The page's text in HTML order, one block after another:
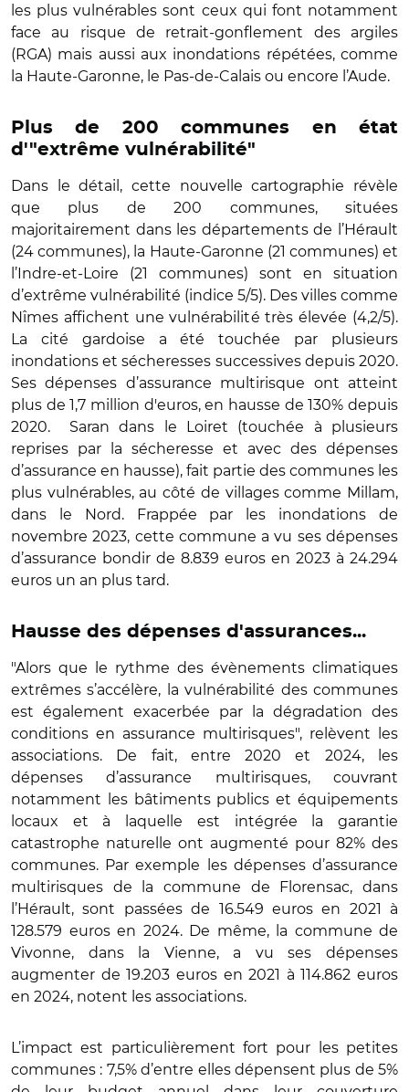
les plus vulnérables sont ceux qui font notamment
face au risque de retrait-gonflement des argiles
(RGA) mais aussi aux inondations répétées, comme
la Haute-Garonne, le Pas-de-Calais ou encore l’Aude.
Plus de 200 communes en état
d'"extrême vulnérabilité"
Dans le détail, cette nouvelle cartographie révèle
que plus de 200 communes, situées
majoritairement dans les départements de l’Hérault
(24 communes), la Haute-Garonne (21 communes) et
l’Indre-et-Loire (21 communes) sont en situation
d’extrême vulnérabilité (indice 5/5). Des villes comme
Nîmes affichent une vulnérabilité très élevée (4,2/5).
La cité gardoise a été touchée par plusieurs
inondations et sécheresses successives depuis 2020.
Ses dépenses d’assurance multirisque ont atteint
plus de 1,7 million d'euros, en hausse de 130% depuis
2020. Saran dans le Loiret (touchée à plusieurs
reprises par la sécheresse et avec des dépenses
d’assurance en hausse), fait partie des communes les
plus vulnérables, au côté de villages comme Millam,
dans le Nord. Frappée par les inondations de
novembre 2023, cette commune a vu ses dépenses
d’assurance bondir de 8.839 euros en 2023 à 24.294
euros un an plus tard.
Hausse des dépenses d'assurances...
"Alors que le rythme des évènements climatiques
extrêmes s’accélère, la vulnérabilité des communes
est également exacerbée par la dégradation des
conditions en assurance multirisques", relèvent les
associations. De fait, entre 2020 et 2024, les
dépenses d’assurance multirisques, couvrant
notamment les bâtiments publics et équipements
locaux et à laquelle est intégrée la garantie
catastrophe naturelle ont augmenté pour 82% des
communes. Par exemple les dépenses d’assurance
multirisques de la commune de Florensac, dans
l’Hérault, sont passées de 16.549 euros en 2021 à
128.579 euros en 2024. De même, la commune de
Vivonne, dans la Vienne, a vu ses dépenses
augmenter de 19.203 euros en 2021 à 114.862 euros
en 2024, notent les associations.
L’impact est particulièrement fort pour les petites
communes : 7,5% d’entre elles dépensent plus de 5%